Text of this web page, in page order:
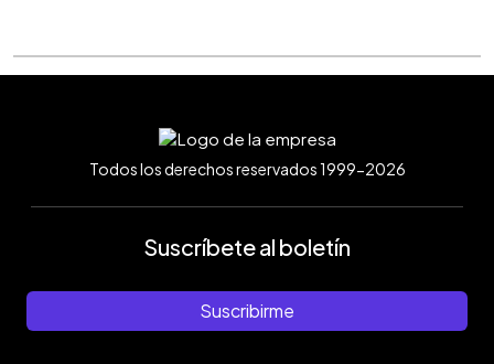
Todos los derechos reservados 1999-2026
Suscríbete al boletín
Suscribirme